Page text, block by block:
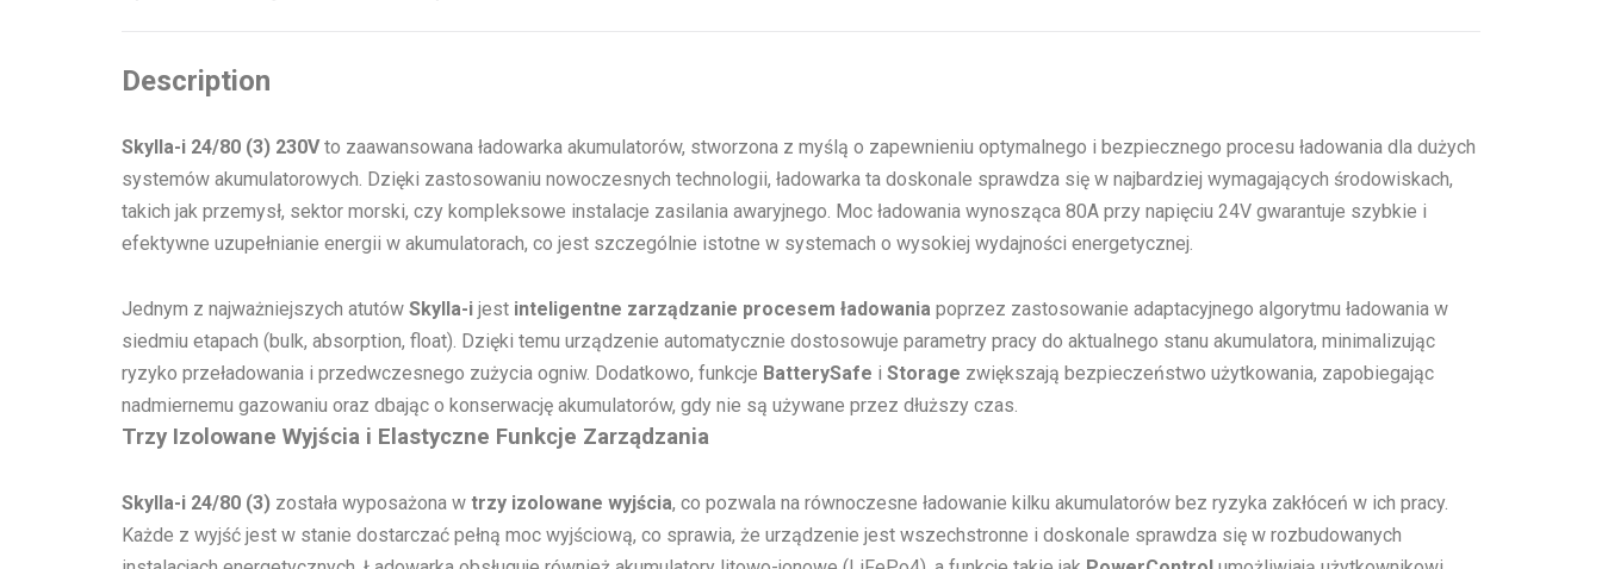
Description
Skylla-i 24/80 (3) 230Vto zaawansowana ładowarka akumulatorów, stworzona z myślą o zapewnieniu optymalnego i bezpiecznego procesu ładowania dla dużych
systemów akumulatorowych. Dzięki zastosowaniu nowoczesnych technologii, ładowarka ta doskonale sprawdza się w najbardziej wymagających środowiskach,
takich jak przemysł, sektor morski, czy kompleksowe instalacje zasilania awaryjnego. Moc ładowania wynosząca 80A przy napięciu 24V gwarantuje szybkie i
efektywne uzupełnianie energii w akumulatorach, co jest szczególnie istotne w systemach o wysokiej wydajności energetycznej.
Jednym z najważniejszych atutów Skylla-i jest inteligentne zarządzanie procesem ładowania poprzez zastosowanie adaptacyjnego algorytmu ładowania w
siedmiu etapach (bulk, absorption, float). Dzięki temu urządzenie automatycznie dostosowuje parametry pracy do aktualnego stanu akumulatora, minimalizując
ryzyko przeładowania i przedwczesnego zużycia ogniw. Dodatkowo, funkcje BatterySafe i Storage zwiększają bezpieczeństwo użytkowania, zapobiegając
nadmiernemu gazowaniu oraz dbając o konserwację akumulatorów, gdy nie są używane przez dłuższy czas.
Trzy Izolowane Wyjścia i Elastyczne Funkcje Zarządzania
Skylla-i 24/80 (3) została wyposażona w trzy izolowane wyjścia, co pozwala na równoczesne ładowanie kilku akumulatorów bez ryzyka zakłóceń w ich pracy.
Każde z wyjść jest w stanie dostarczać pełną moc wyjściową, co sprawia, że urządzenie jest wszechstronne i doskonale sprawdza się w rozbudowanych